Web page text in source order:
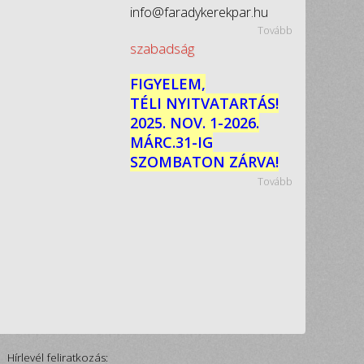
info@faradykerekpar.hu
Tovább
szabadság
FIGYELEM,
TÉLI NYITVATARTÁS!
2025. NOV. 1-2026.
MÁRC.31-IG
SZOMBATON ZÁRVA!
Tovább
Hírlevél feliratkozás: